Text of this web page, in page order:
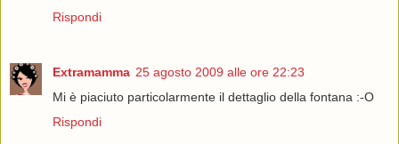
Rispondi
Extramamma 25 agosto 2009 alle ore 22:23
Mi è piaciuto particolarmente il dettaglio della fontana :-O
Rispondi